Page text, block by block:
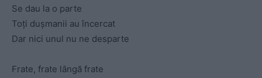
Se dau la o parte
Toți dușmanii au încercat
Dar nici unul nu ne desparte
Frate, frate lângă frate